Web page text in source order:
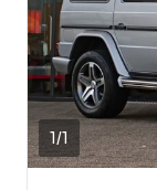
1/1